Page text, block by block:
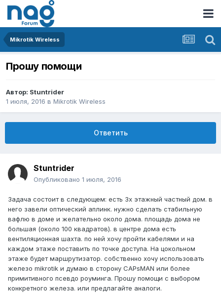
Mikrotik Wireless
Прошу помощи
Автор: Stuntrider
1 июля, 2016 в Mikrotik Wireless
Ответить
Stuntrider
Опубликовано 1 июля, 2016
Задача состоит в следующем: есть 3х этажный частный дом. в
него завели оптический аплинк. нужно сделать стабильную
вафлю в доме и желательно около дома. площадь дома не
большая (около 100 квадратов). в центре дома есть
вентиляционная шахта. по ней хочу пройти кабелями и на
каждом этаже поставить по точке доступа. На цокольном
этаже будет маршрутизатор. собственно хочу использовать
железо mikrotik и думаю в сторону CAPsMAN или более
примитивного псевдо роуминга. Прошу помощи с выбором
конкретного железа. или предлагайте аналоги.